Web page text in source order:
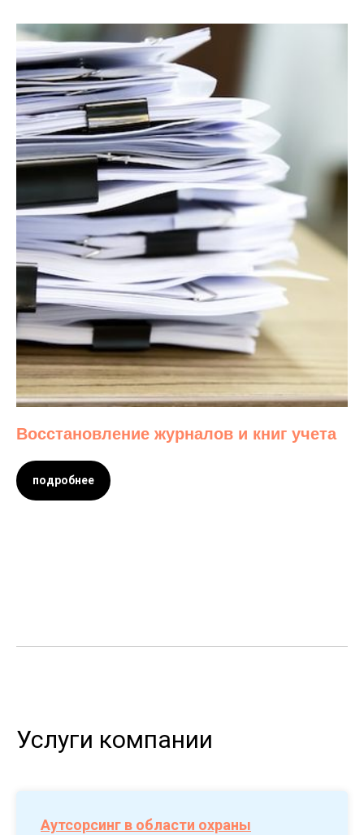
Восстановление журналов и книг учета
подробнее
Услуги компании
Аутсорсинг в области охраны